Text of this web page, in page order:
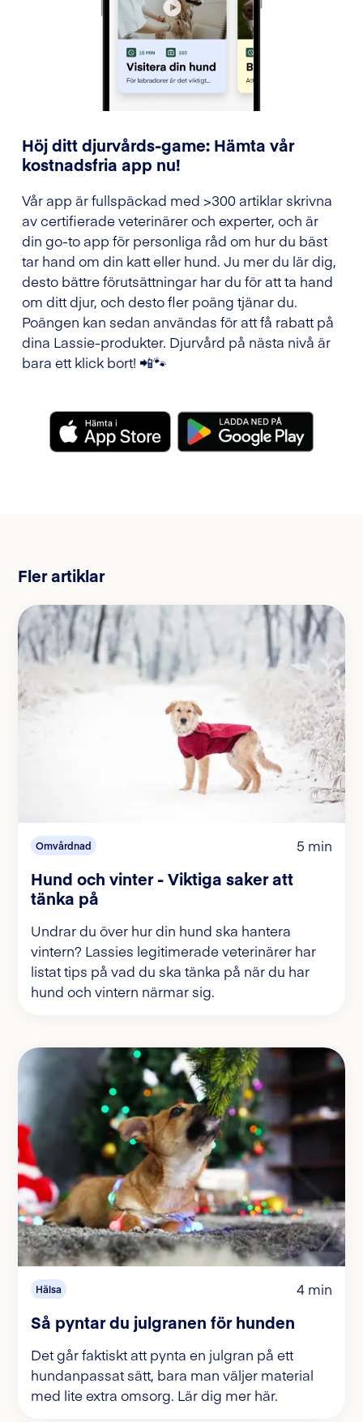
Höj ditt djurvårds-game: Hämta vår
kostnadsfria app nu!
Vår app är fullspäckad med >300 artiklar skrivna
av certifierade veterinärer och experter, och är
din go-to app för personliga råd om hur du bäst
tar hand om din katt eller hund. Ju mer du lär dig,
desto bättre förutsättningar har du för att ta hand
om ditt djur, och desto fler poäng tjänar du.
Poängen kan sedan användas för att få rabatt på
dina Lassie-produkter. Djurvård på nästa nivå är
bara ett klick bort! 📲🐾
Fler artiklar
Omvårdnad 5 min
Hund och vinter - Viktiga saker att
tänka på
Undrar du över hur din hund ska hantera
vintern? Lassies legitimerade veterinärer har
listat tips på vad du ska tänka på när du har
hund och vintern närmar sig.
Hälsa 4 min
Så pyntar du julgranen för hunden
Det går faktiskt att pynta en julgran på ett
hundanpassat sätt, bara man väljer material
med lite extra omsorg. Lär dig mer här.